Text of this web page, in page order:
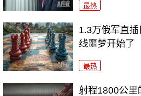
最热
1.3万俄军直
线噩梦开始了
最热
射程1800公里